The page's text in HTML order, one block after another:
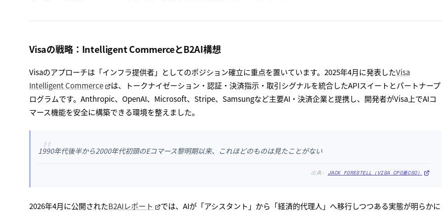
Visaの戦略：Intelligent CommerceとB2AI構想
Visaのアプローチは「インフラ提供者」としてのポジション確立に重点を置いています。2025年4月に発表したVisa
Intelligent Commerce
は、トークナイゼーション・認証・決済指示・取引シグナルを統合したAPIスイートとパートナープ
ログラムです。Anthropic、OpenAI、Microsoft、Stripe、Samsungなど主要AI・決済企業と提携し、開発者がVisa上でAIコ
マース機能を安全に構築できる環境を整えました。
"
1990年代後半から2000年代初頭のEコマース黎明期以来、これほどのものは見たことがない
出典: JACK FORESTELL（VISA CPO兼CSO）
2026年4月に公開されたB2AIレポート
では、AIが「アシスタント」から「経済的代理人」へ移行しつつある実態が明らかに